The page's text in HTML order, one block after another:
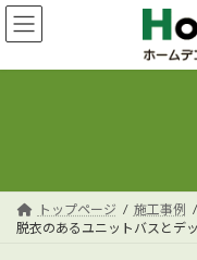
コ
ン
ン
ナ
ビ
ー
トップページ 施工事例
脱衣のあるユニットバスとデ